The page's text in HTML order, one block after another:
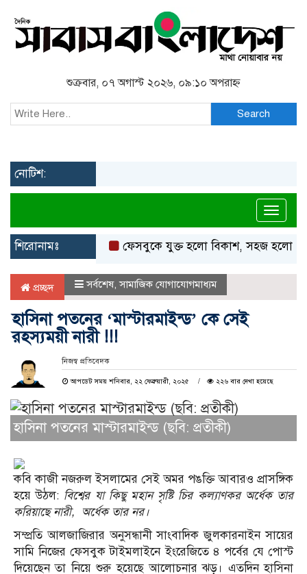
শুক্রবার, ০৭ অগাস্ট ২০২৬, ০৯:১০ অপরাহ্ন
Search
নোটিশ:
শিরোনামঃ ফেসবুকে যুক্ত হলো বিকাশ, সহজ হলো ডিজিটাল
প্রচ্ছদ সর্বশেষ,সামাজিক যোগাযোগমাধ্যম
হাসিনা পতনের ‘মাস্টারমাইন্ড’ কে সেই
রহস্যময়ী নারী !!!
নিজস্ব প্রতিবেদক
আপডেট সময় শনিবার, ২২ ফেব্রুয়ারী, ২০২৫ ২২৬ বার দেখা হয়েছে
হাসিনা পতনের মাস্টারমাইন্ড (ছবি: প্রতীকী)
কবি কাজী নজরুল ইসলামের সেই অমর পঙক্তি আবারও প্রাসঙ্গিক
হয়ে উঠল: বিশ্বের যা কিছু মহান সৃষ্টি চির কল্যাণকর অর্ধেক তার
করিয়াছে নারী, অর্ধেক তার নর।
সম্প্রতি আলজাজিরার অনুসন্ধানী সাংবাদিক জুলকারনাইন সায়ের
সামি নিজের ফেসবুক টাইমলাইনে ইংরেজিতে ৪ পর্বের যে পোস্ট
দিয়েছেন তা নিয়ে শুরু হয়েছে আলোচনার ঝড়। এতদিন হাসিনা